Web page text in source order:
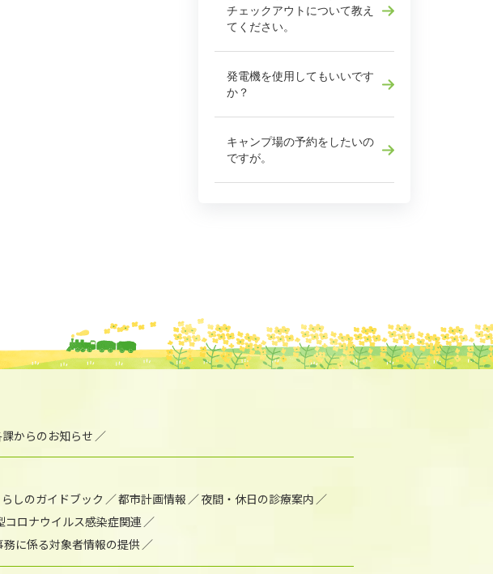
チェックアウトについて教え
てください。
発電機を使用してもいいです
か？
キャンプ場の予約をしたいの
ですが。
からのお知らせ
らしのガイドブック 都市計画情報
夜間・休日の診療案内
コロナウイルス感染症関連
務に係る対象者情報の提供